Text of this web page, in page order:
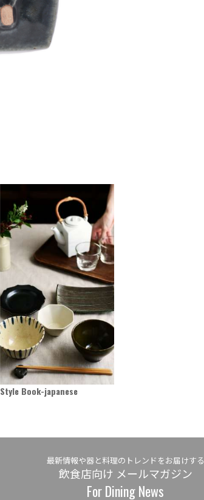
Style Book-japanese
最新情報や器と料理のトレンドをお届けする
飲食店向け メールマガジン
For Dining News